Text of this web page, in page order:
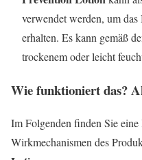
verwendet werden, um
erhalten. Es kann gemäß
trockenem oder leicht
Wie funktioniert das?
Im Folgenden finden Sie
Wirkmechanismen des